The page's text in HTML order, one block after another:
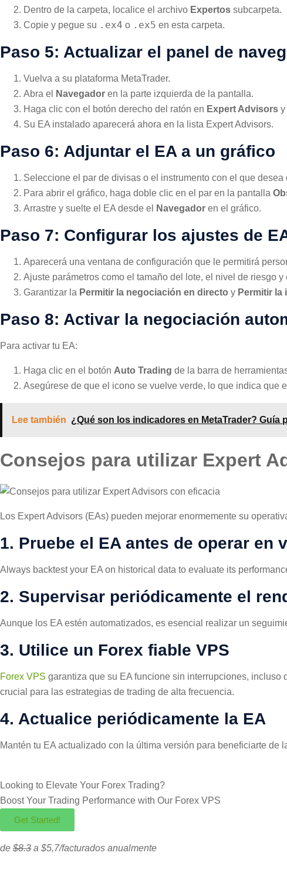
Dentro de la carpeta, localice el archivo Expertos subcarpeta.
Copie y pegue su .ex4 o .ex5 en esta carpeta.
Paso 5: Actualizar el panel de
Vuelva a su plataforma MetaTrader.
Abra el
Navegador en la parte izquierda de la pantalla.
Haga clic con el botón derecho del ratón en Expert Advisors y
Su EA instalado aparecerá ahora en la lista Expert Advisors.
Paso 6: Adjuntar el EA a un gráfico
Seleccione el par de divisas o el instrumento con el que desea
Para abrir el gráfico, haga doble clic en el par en la pantalla
Arrastre y suelte el EA desde el
Navegador en el gráfico.
Paso 7: Configurar los ajustes de
Aparecerá una ventana de configuración que le permitirá
Ajuste parámetros como el tamaño del lote, el nivel de riesgo
Garantizar la Permitir la negociación en directo y Permitir la
Paso 8: Activar la negociación
Para activar tu EA:
Haga clic en el botón Auto Trading de la barra de
Asegúrese de que el icono se vuelve verde, lo que indica que
Lee también ¿Qué son los indicadores en MetaTrader? Guía
Consejos para utilizar Expert
Los Expert Advisors (EAs) pueden mejorar enormemente su
1. Pruebe el EA antes de operar en
Always backtest your EA on historical data to evaluate its
2. Supervisar periódicamente el
Aunque los EA estén automatizados, es esencial realizar un
3. Utilice un Forex fiable VPS
Forex VPS garantiza que su EA funcione sin interrupciones,
crucial para las estrategias de trading de alta frecuencia.
4. Actualice periódicamente la EA
Mantén tu EA actualizado con la última versión para beneficiarte de
Looking to Elevate Your Forex Trading?
Boost Your Trading Performance with Our Forex VPS
Get Started!
de $8.3 a $5,7/facturados anualmente